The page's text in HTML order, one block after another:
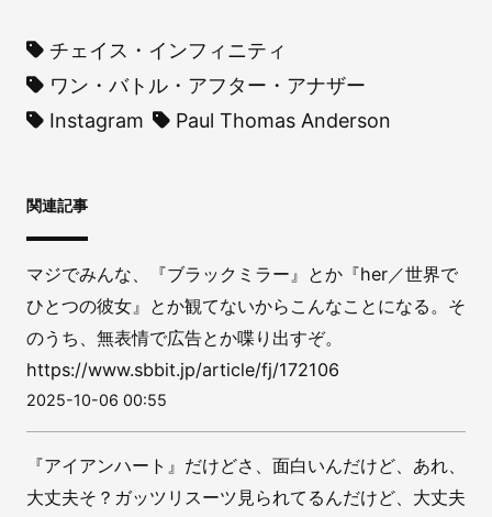
チェイス・インフィニティ
ワン・バトル・アフター・アナザー
Instagram
Paul Thomas Anderson
関連記事
マジでみんな、『ブラックミラー』とか『her／世界で
ひとつの彼女』とか観てないからこんなことになる。そ
のうち、無表情で広告とか喋り出すぞ。
https://www.sbbit.jp/article/fj/172106
2025-10-06 00:55
『アイアンハート』だけどさ、面白いんだけど、あれ、
大丈夫そ？ガッツリスーツ見られてるんだけど、大丈夫